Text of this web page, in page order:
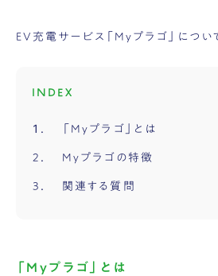
EV充電サービス「Myプラゴ」につい
INDEX
「Myプラゴ」とは
Myプラゴの特徴
関連する質問
「Myプラゴ」とは